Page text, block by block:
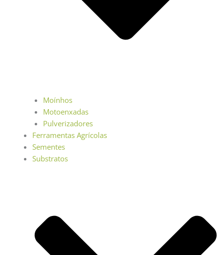
Moínhos
Motoenxadas
Pulverizadores
Ferramentas Agrícolas
Sementes
Substratos